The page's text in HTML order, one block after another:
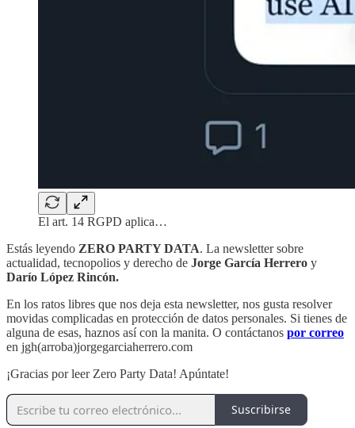
El art. 14 RGPD aplica…
Estás leyendo ZERO PARTY DATA. La newsletter sobre
actualidad, tecnopolios y derecho de Jorge García Herrero y
Darío López Rincón.
En los ratos libres que nos deja esta newsletter, nos gusta resolver
movidas complicadas en protección de datos personales. Si tienes de
alguna de esas, haznos así con la manita. O contáctanos por correo
en jgh(arroba)jorgegarciaherrero.com
¡Gracias por leer Zero Party Data! Apúntate!
Suscribirse